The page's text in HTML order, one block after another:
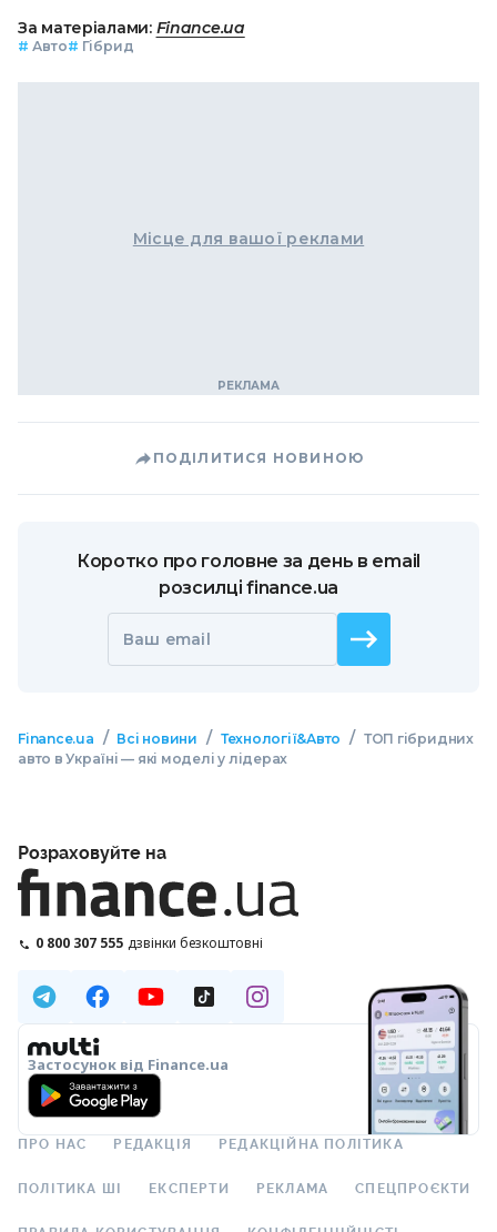
За матеріалами: Finance.ua
# Авто# Гібрид
Місце для вашої реклами
ПОДІЛИТИСЯ НОВИНОЮ
Коротко про головне за день в email
розсилці finance.ua
Ваш email
Finance.ua / Всі новини / Технології&Авто / ТОП гібридних
авто в Україні — які моделі у лідерах
Розраховуйте на
0 800 307 555 дзвінки безкоштовні
Застосунок від Finance.ua
ПРО НАС РЕДАКЦІЯ РЕДАКЦІЙНА ПОЛІТИКА
ПОЛІТИКА ШІ ЕКСПЕРТИ РЕКЛАМА СПЕЦПРОЄКТИ